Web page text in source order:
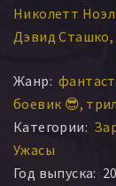
Николетт
Дэвид Сташко
Pulu Lightburn
Виктория
Ronald Usher
Germain Harris
Michael
Жанр:
боевик 😎
Категории:
Ужасы
Год выпуска: